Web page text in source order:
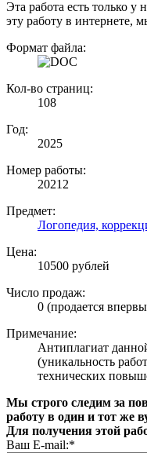
Эта работа есть только
эту работу в интернете,
Формат файла:
Кол-во страниц:
108
Год:
2025
Номер работы:
20212
Предмет:
Логопедия,
Цена:
10500 рублей
Число продаж:
0 (продается
Примечание:
Антиплагиат
(уникальность
технических
Мы строго следим за
работу в один и тот же
Для получения этой
Ваш E-mail:*